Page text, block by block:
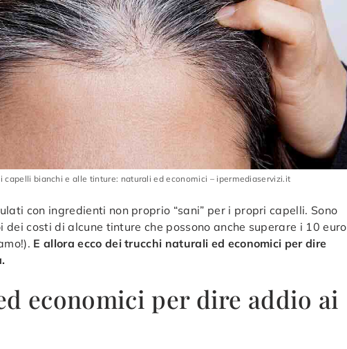
bianchi e alle tinture: naturali ed economici – ipermediaservizi.it
con ingredienti non proprio “sani” per i propri capelli. Sono
costi di alcune tinture che possono anche superare i 10 euro
E allora ecco dei trucchi naturali ed economici per dire
economici per dire addio ai